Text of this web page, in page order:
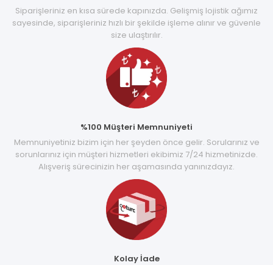
Siparişleriniz en kısa sürede kapınızda. Gelişmiş lojistik ağımız
sayesinde, siparişleriniz hızlı bir şekilde işleme alınır ve güvenle
size ulaştırılır.
%100 Müşteri Memnuniyeti
Memnuniyetiniz bizim için her şeyden önce gelir. Sorularınız ve
sorunlarınız için müşteri hizmetleri ekibimiz 7/24 hizmetinizde.
Alışveriş sürecinizin her aşamasında yanınızdayız.
Kolay İade